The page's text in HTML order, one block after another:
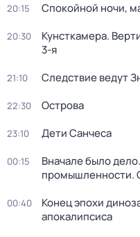
20:15 Спокойной ночи,
20:30 Кунсткамера.
3-я
21:10 Следствие ведут
22:30 Острова
23:10 Дети Санчеса
00:15
Вначале было
промышленности.
00:40
Конец эпохи
апокалипсиса